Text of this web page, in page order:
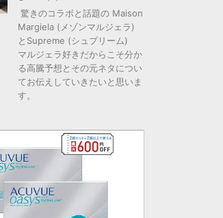
驚きのコラボと話題の Maison
Margiela (メゾンマルジェラ)
とSupreme (シュプリーム)
マルジェラ好きだからこそ分か
る高騰予想とその元ネタについ
てお伝えしていきたいと思いま
す。